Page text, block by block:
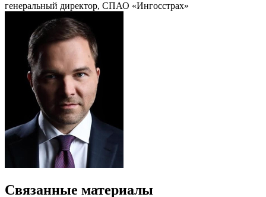
генеральный директор, СПАО «Ингосстрах»
Связанные материалы